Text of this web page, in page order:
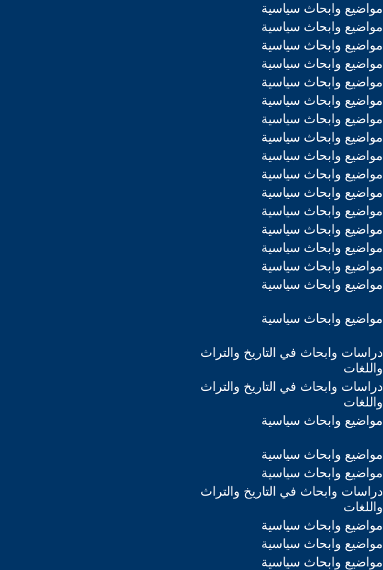
مواضيع وابحاث سياسية
مواضيع وابحاث سياسية
مواضيع وابحاث سياسية
مواضيع وابحاث سياسية
مواضيع وابحاث سياسية
مواضيع وابحاث سياسية
مواضيع وابحاث سياسية
مواضيع وابحاث سياسية
مواضيع وابحاث سياسية
مواضيع وابحاث سياسية
مواضيع وابحاث سياسية
مواضيع وابحاث سياسية
مواضيع وابحاث سياسية
مواضيع وابحاث سياسية
مواضيع وابحاث سياسية
مواضيع وابحاث سياسية
مواضيع وابحاث سياسية
دراسات وابحاث في التاريخ والتراث
واللغات
دراسات وابحاث في التاريخ والتراث
واللغات
مواضيع وابحاث سياسية
مواضيع وابحاث سياسية
مواضيع وابحاث سياسية
دراسات وابحاث في التاريخ والتراث
واللغات
مواضيع وابحاث سياسية
مواضيع وابحاث سياسية
مواضيع وابحاث سياسية